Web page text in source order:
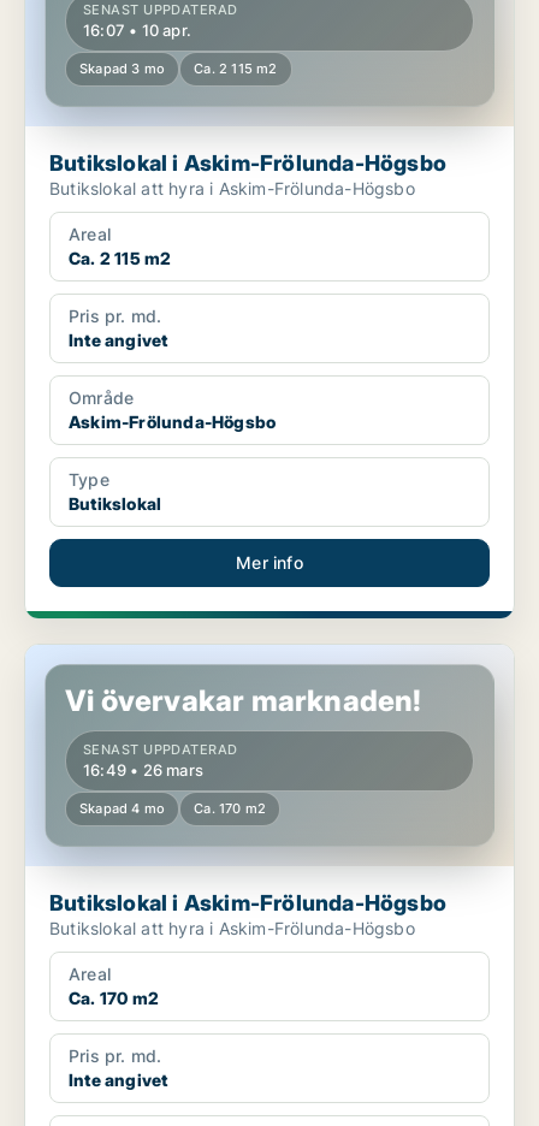
SENAST UPPDATERAD
16:07 • 10 apr.
Skapad 3 mo Ca. 2 115 m2
Butikslokal i Askim-Frölunda-Högsbo
Butikslokal att hyra i Askim-Frölunda-Högsbo
Areal
Ca. 2 115 m2
Pris pr. md.
Inte angivet
Område
Askim-Frölunda-Högsbo
Type
Butikslokal
Mer info
Butikslokal i Askim-Frölunda-Högsbo
Vi övervakar marknaden!
SENAST UPPDATERAD
16:49 • 26 mars
Skapad 4 mo Ca. 170 m2
Butikslokal i Askim-Frölunda-Högsbo
Butikslokal att hyra i Askim-Frölunda-Högsbo
Areal
Ca. 170 m2
Pris pr. md.
Inte angivet